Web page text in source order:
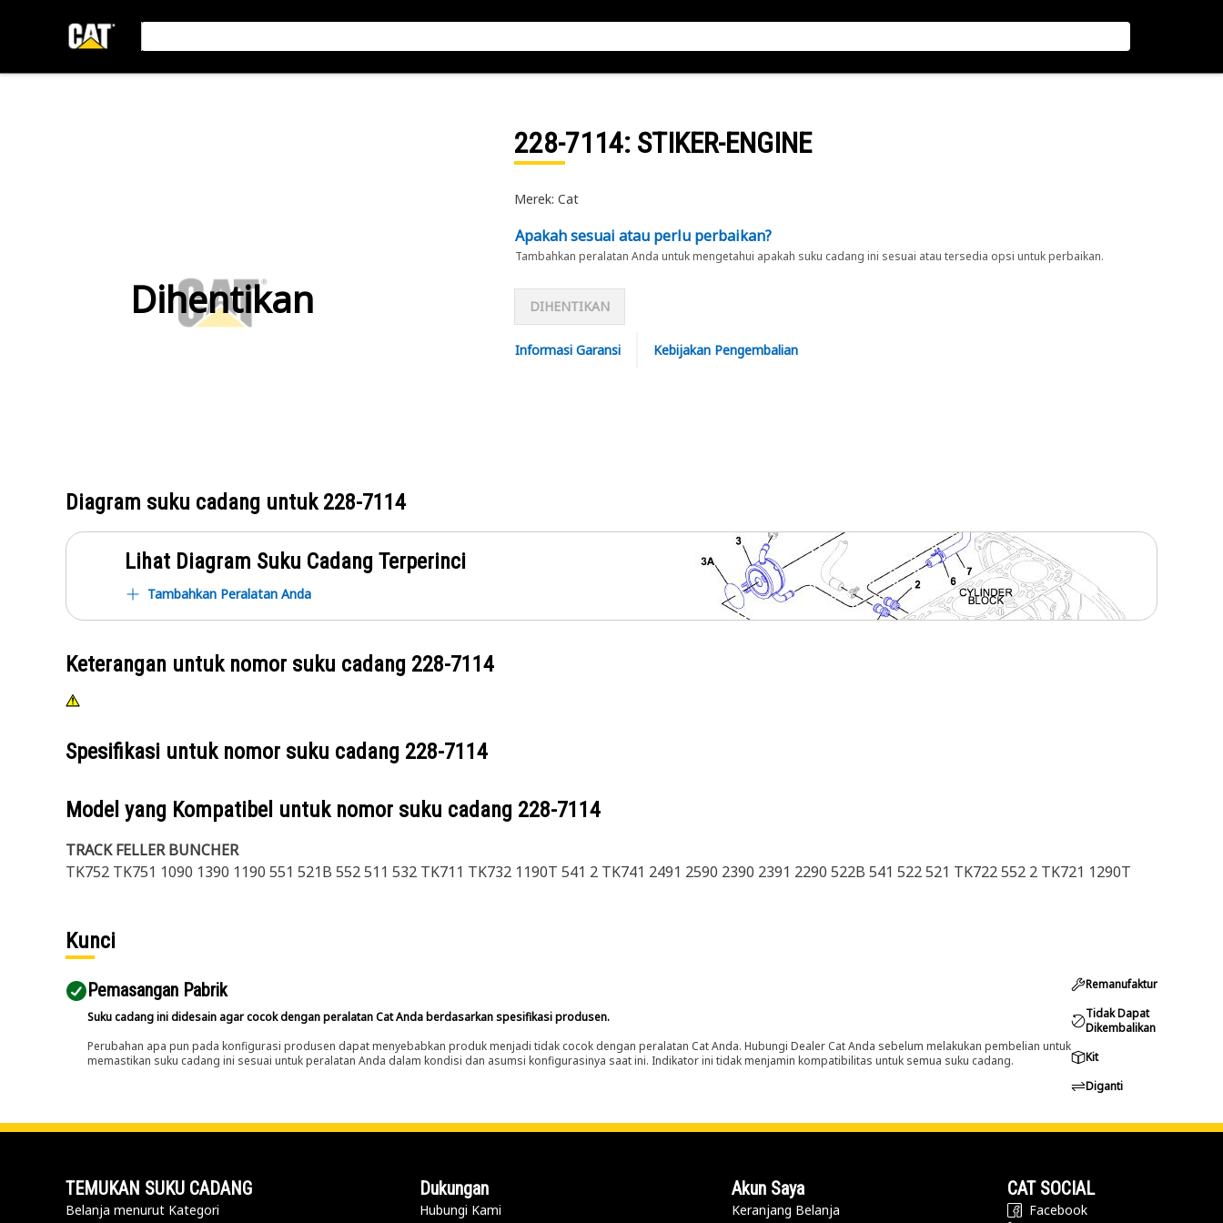
Dihentikan
228-7114: STIKER-ENGINE
Merek: Cat
Apakah sesuai atau perlu perbaikan?
Tambahkan peralatan Anda untuk mengetahui apakah suku cadang ini sesuai atau tersedia opsi untuk perbaikan.
DIHENTIKAN
Informasi Garansi Kebijakan Pengembalian
Diagram suku cadang untuk228-7114
Lihat Diagram Suku Cadang Terperinci
Tambahkan Peralatan Anda
Keterangan untuk nomor suku cadang 228-7114
Spesifikasi untuk nomor suku cadang 228-7114
Model yang Kompatibel untuk nomor suku cadang 228-7114
TRACK FELLER BUNCHER
TK752 TK751 1090 1390 1190 551 521B 552 511 532 TK711 TK732 1190T 541 2 TK741 2491 2590 2390 2391 2290 522B 541 522 521 TK722 552 2 TK721 1290T
Kunci
Pemasangan Pabrik
Suku cadang ini didesain agar cocok dengan peralatan Cat Anda berdasarkan spesifikasi produsen.
Perubahan apa pun pada konfigurasi produsen dapat menyebabkan produk menjadi tidak cocok dengan peralatan Cat Anda. Hubungi Dealer Cat Anda sebelum melakukan pembelian untuk
memastikan suku cadang ini sesuai untuk peralatan Anda dalam kondisi dan asumsi konfigurasinya saat ini. Indikator ini tidak menjamin kompatibilitas untuk semua suku cadang.
Remanufaktur
Tidak Dapat
Dikembalikan
Kit
Diganti
TEMUKAN SUKU CADANG
Belanja menurut Kategori
Dukungan
Hubungi Kami
Akun Saya
Keranjang Belanja
CAT SOCIAL
Facebook